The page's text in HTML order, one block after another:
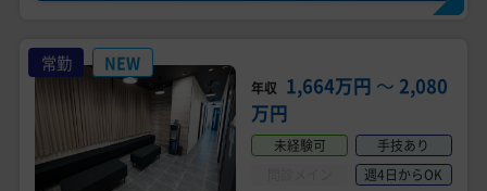
常勤 NEW
年収 1,664万円 〜 2,080
万円
未経験可
手技あり
週4日からOK